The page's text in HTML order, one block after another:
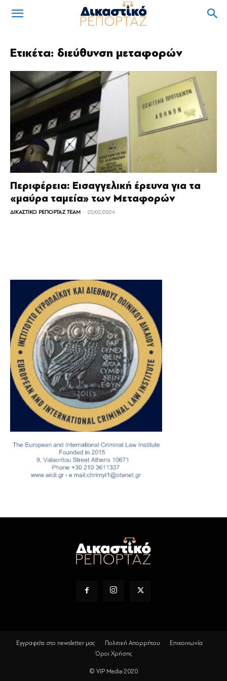
Ετικέτα: διεύθυνση μεταφορών
Περιφέρεια: Εισαγγελική έρευνα για τα
«μαύρα ταμεία» των Μεταφορών
ΔΙΚΑΣΤΙΚΟ ΡΕΠΟΡΤΑΖ TEAM - 22/02/2024
Εγγραφείτε στο newsletter μας Πολιτική Απορρήτου
Επικοινωνία
Όροι Χρήσης
© VIP Media 2020